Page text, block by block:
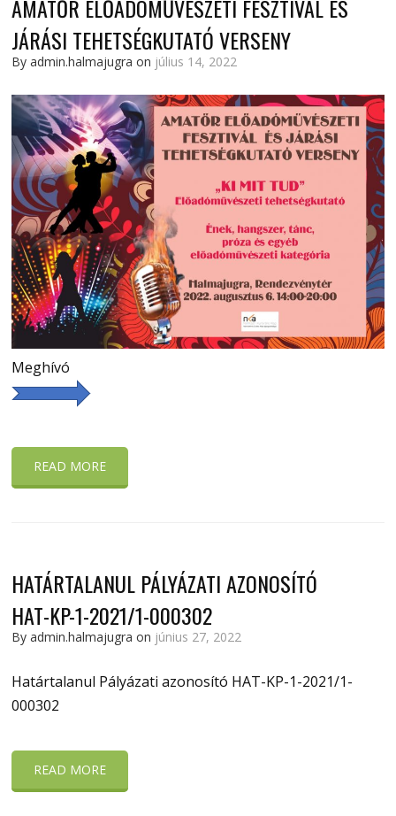
AMATŐR ELŐADÓMŰVÉSZETI FESZTIVÁL ÉS
JÁRÁSI TEHETSÉGKUTATÓ VERSENY
By admin.halmajugra on július 14, 2022
Meghívó
READ MORE
HATÁRTALANUL PÁLYÁZATI AZONOSÍTÓ
HAT-KP-1-2021/1-000302
By admin.halmajugra on június 27, 2022
Határtalanul Pályázati azonosító HAT-KP-1-2021/1-
000302
READ MORE